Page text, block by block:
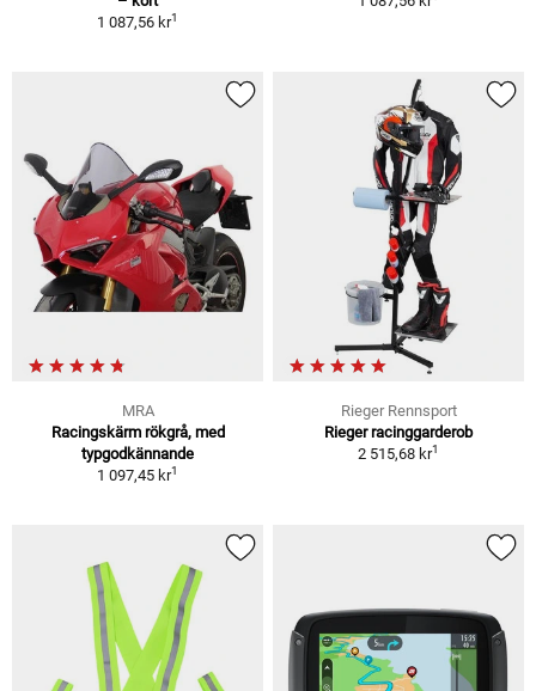
1 087,56 kr1
MRA
Racingskärm rökgrå, med
typgodkännande
1 097,45 kr1
Rieger Rennsport
Rieger racinggarderob
2 515,68 kr1